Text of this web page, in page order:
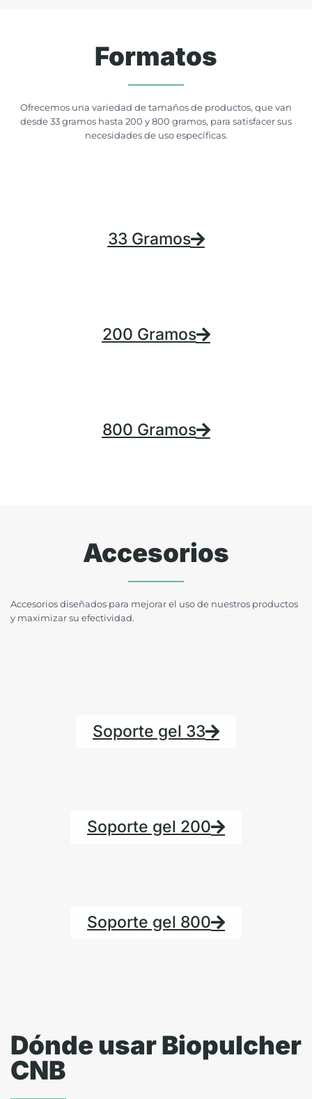
Formatos
Ofrecemos una variedad de tamaños de productos, que van
desde 33 gramos hasta 200 y 800 gramos, para satisfacer sus
necesidades de uso específicas.
33 Gramos
200 Gramos
800 Gramos
Accesorios
Accesorios diseñados para mejorar el uso de nuestros productos
y maximizar su efectividad.
Soporte gel 33
Soporte gel 200
Soporte gel 800
Dónde usar Biopulcher
CNB